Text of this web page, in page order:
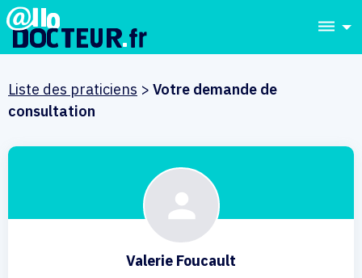
dehaze
Liste des praticiens > Votre demande de
consultation
Valerie Foucault